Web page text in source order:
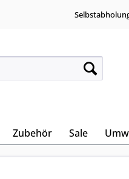
Zubehör Sale